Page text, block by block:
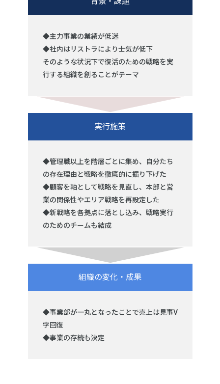
◆主力事業の業績が低迷
◆社内はリストラにより士気が低下
そのような状況下で復活のための戦略を実
行する組織を創ることがテーマ
実行施策
◆管理職以上を階層ごとに集め、自分たち
の存在理由と戦略を徹底的に掘り下げた
◆顧客を軸として戦略を見直し、本部と営
業の関係性やエリア戦略を再設定した
◆新戦略を各拠点に落とし込み、戦略実行
のためのチームも結成
組織の変化・成果
◆事業部が一丸となったことで売上は見事V
字回復
◆事業の存続も決定